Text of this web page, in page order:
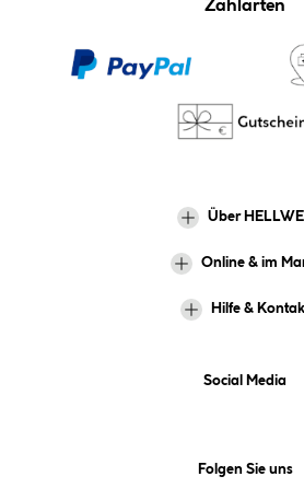
Zahlarten
Über
Online & im
Hilfe &
Social Media
Folgen Sie uns